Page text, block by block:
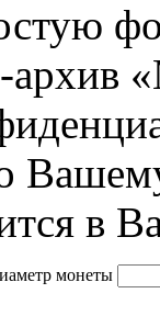
архив
в
монеты